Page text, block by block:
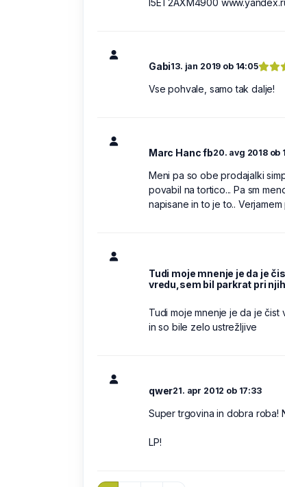
I5ET2AXM4900
Gabi13. jan 2019 ob 14:05
Vse pohvale, samo tak dalje!
Marc Hanc fb20. avg 2018 ob
Meni pa so obe prodajalki
povabil na tortico... Pa sm
napisane in to je to..
Tudi moje mnenje je da je
vredu,sem bil parkrat pri
Tudi moje mnenje je da je
in so bile zelo ustrežljive
qwer21. apr 2012 ob 17:33
Super trgovina in dobra roba!
LP!